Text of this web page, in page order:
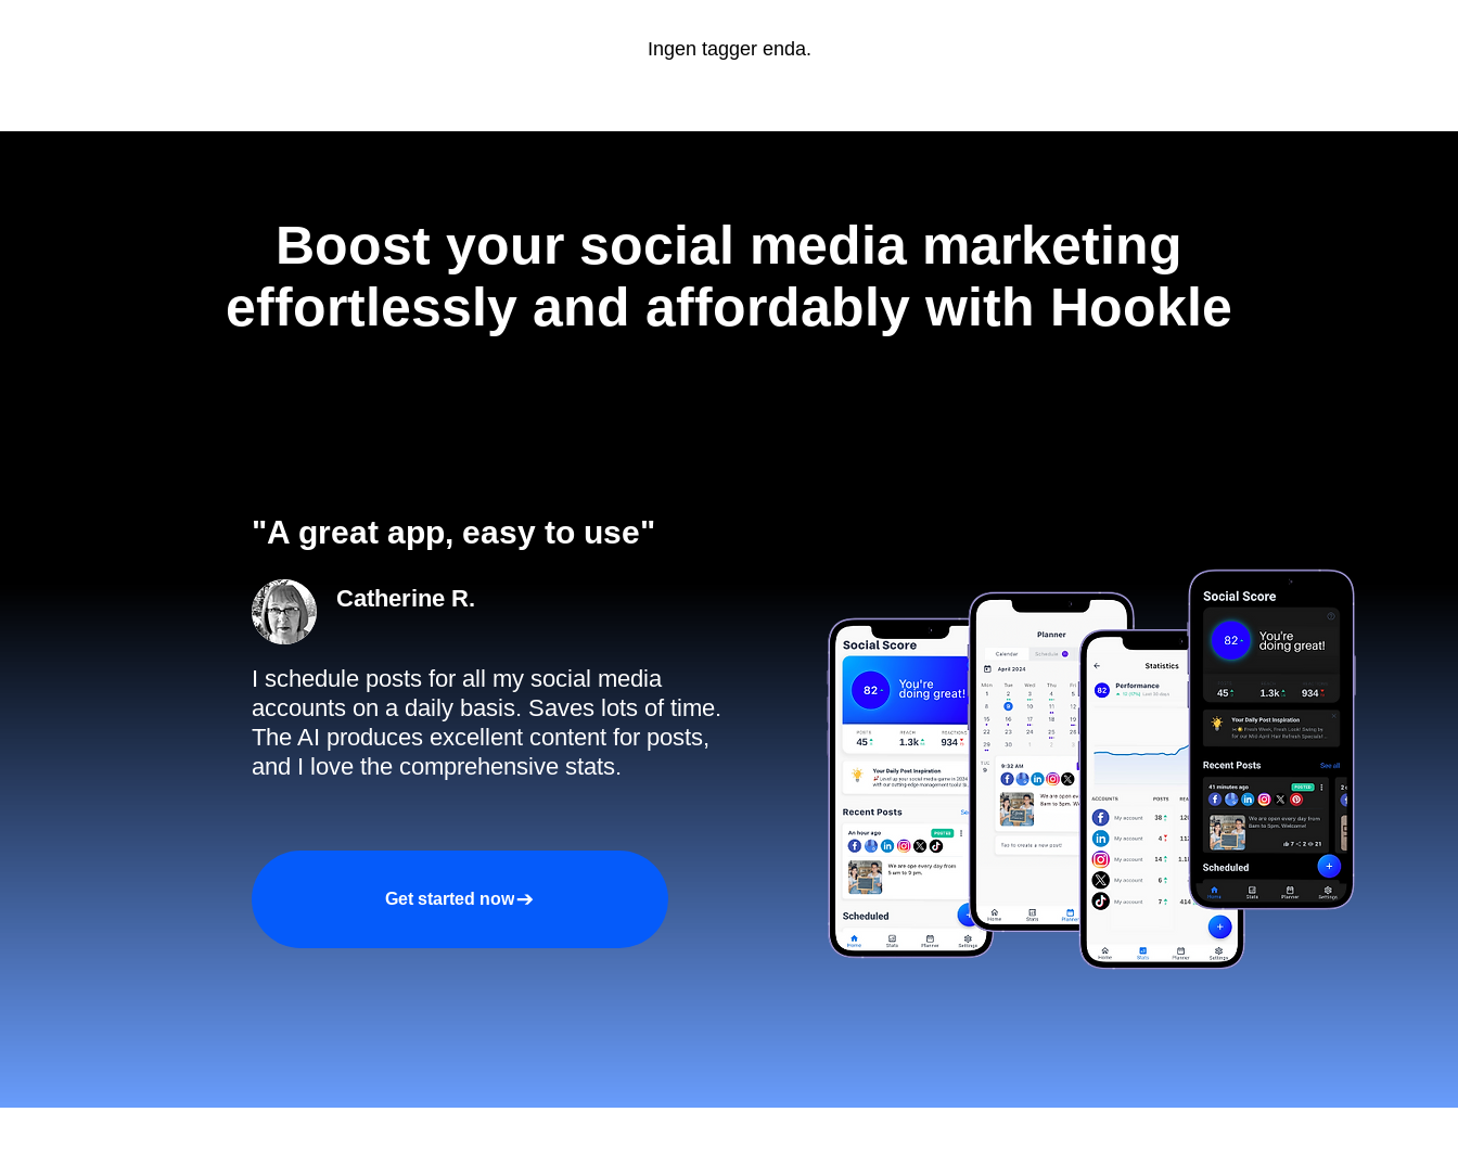
Ingen tagger enda.
"A great app, easy to use"​
Catherine R.
I schedule posts for all my social media
accounts on a daily basis. Saves lots of time.
The AI produces excellent content for posts,
and I love the comprehensive stats.
Get started now
Boost your social media marketing
effortlessly and affordably with Hookle